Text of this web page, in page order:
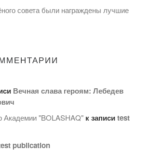
совета были награждены лучшие
Вечная слава героям: Лебедев
Академии "BOLASHAQ" к записиtest
publication